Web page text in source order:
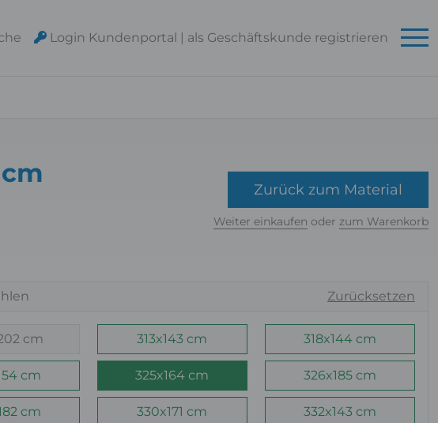
Login Kundenportal | als Geschäftskunde registrieren
Zurück zum Material
Weiter einkaufen oder zum Warenkorb
Zurücksetzen
cm 313x143 cm 318x144 cm
cm 325x164 cm 326x185 cm
cm 330x171 cm 332x143 cm